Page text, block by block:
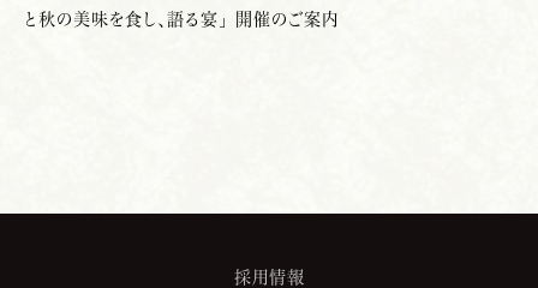
と秋の美味を食し、語る宴」 開催のご案内
採用情報